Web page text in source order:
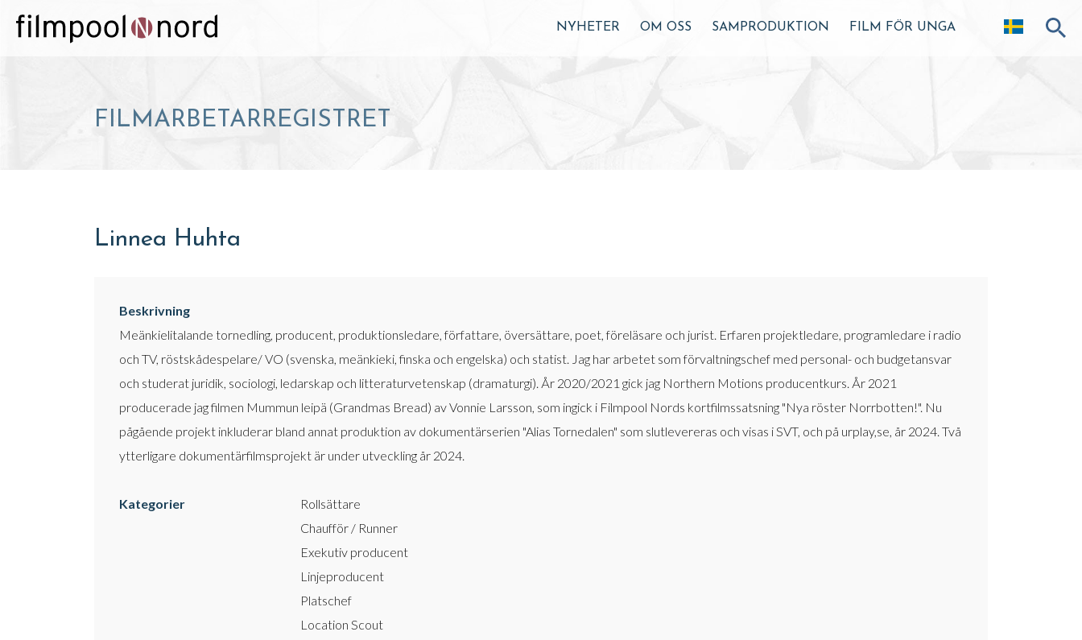
NYHETER OM OSS SAMPRODUKTION FILM FÖR UNGA
FILMARBETARREGISTRET
Linnea Huhta
Beskrivning
Meänkielitalande tornedling, producent, produktionsledare, författare, översättare, poet, föreläsare och jurist. Erfaren projektledare, programledare i radio
och TV, röstskådespelare/ VO (svenska, meänkieki, finska och engelska) och statist. Jag har arbetet som förvaltningschef med personal- och budgetansvar
och studerat juridik, sociologi, ledarskap och litteraturvetenskap (dramaturgi). År 2020/2021 gick jag Northern Motions producentkurs. År 2021
producerade jag filmen Mummun leipä (Grandmas Bread) av Vonnie Larsson, som ingick i Filmpool Nords kortfilmssatsning "Nya röster Norrbotten!". Nu
pågående projekt inkluderar bland annat produktion av dokumentärserien "Alias Tornedalen" som slutlevereras och visas i SVT, och på urplay,se, år 2024. Två
ytterligare dokumentärfilmsprojekt är under utveckling år 2024.
Kategorier
Rollsättare
Chaufför / Runner
Exekutiv producent
Linjeproducent
Platschef
Location Scout